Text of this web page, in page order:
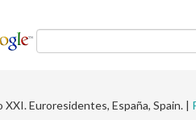
Euroresidentes, España, Spain. |